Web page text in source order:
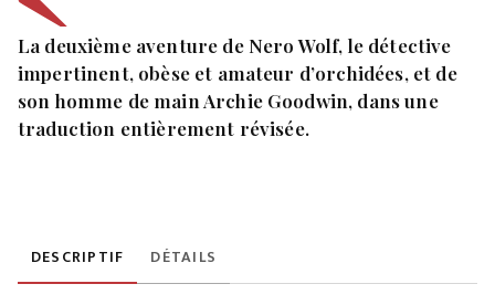
La deuxième aventure de Nero Wolf, le détective
impertinent, obèse et amateur d’orchidées, et de
son homme de main Archie Goodwin, dans une
traduction entièrement révisée.
DESCRIPTIF DÉTAILS